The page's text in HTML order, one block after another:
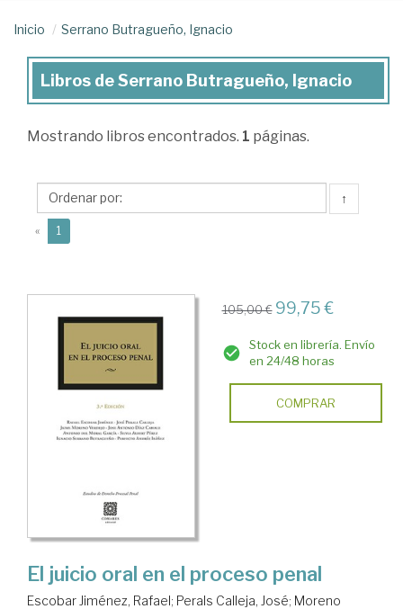
Inicio Serrano Butragueño, Ignacio
Libros
Serrano
Ignacio
Libros de Serrano Butragueño, Ignacio
Mostrando libros encontrados. 1 páginas.
↑
« 1
105,00 € 99,75 €
Stock en librería. Envío
en 24/48 horas
COMPRAR
El juicio oral en el proceso penal
Escobar Jiménez, Rafael; Perals Calleja, José; Moreno